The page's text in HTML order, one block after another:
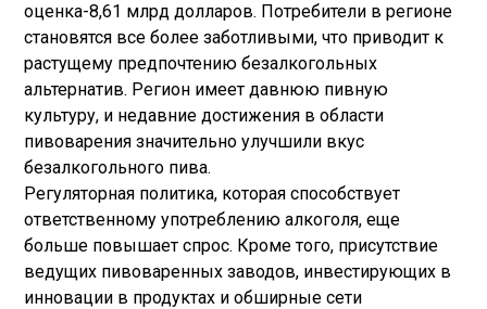
оценка-8,61 млрд долларов. Потребители в регионе
становятся все более заботливыми, что приводит к
растущему предпочтению безалкогольных
альтернатив. Регион имеет давнюю пивную
культуру, и недавние достижения в области
пивоварения значительно улучшили вкус
безалкогольного пива.
Регуляторная политика, которая способствует
ответственному употреблению алкоголя, еще
больше повышает спрос. Кроме того, присутствие
ведущих пивоваренных заводов, инвестирующих в
инновации в продуктах и ​​обширные сети